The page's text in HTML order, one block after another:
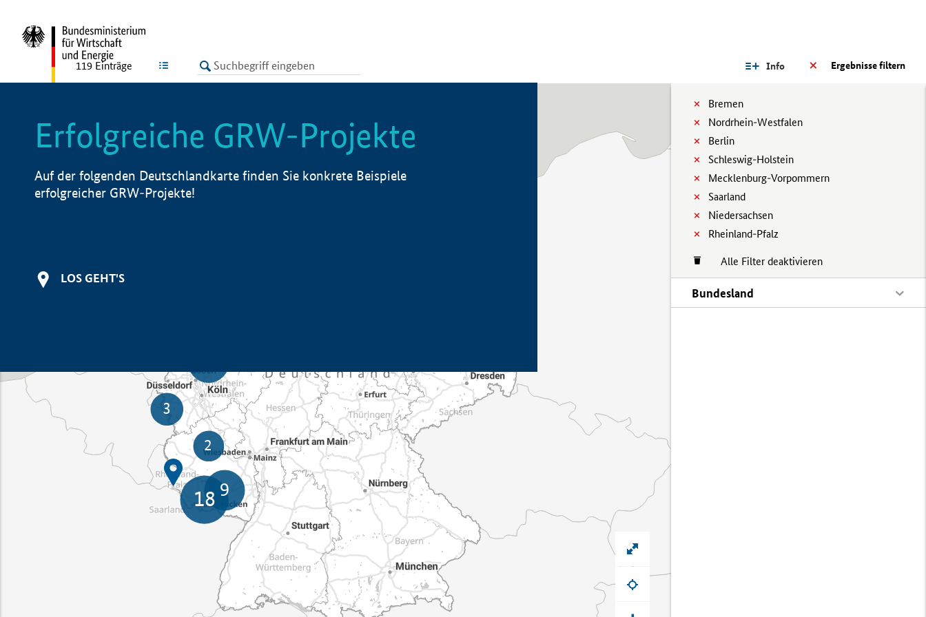
LISTE Ergebnisse filtern
Info
Bremen
Nordrhein-Westfalen
Berlin
Schleswig-Holstein
Mecklenburg-Vorpommern
Saarland
Niedersachsen
Rheinland-Pfalz
Alle Filter deaktivieren
Bundesland
119 Einträge
Erfolgreiche GRW-Projekte
Auf der folgenden Deutschlandkarte finden Sie konkrete Beispiele
erfolgreicher GRW-Projekte!
LOS GEHT'S